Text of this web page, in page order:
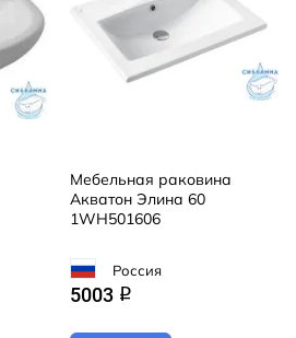
Мебельная раковина
Акватон Элина 60
1WH501606
Россия
5003 q